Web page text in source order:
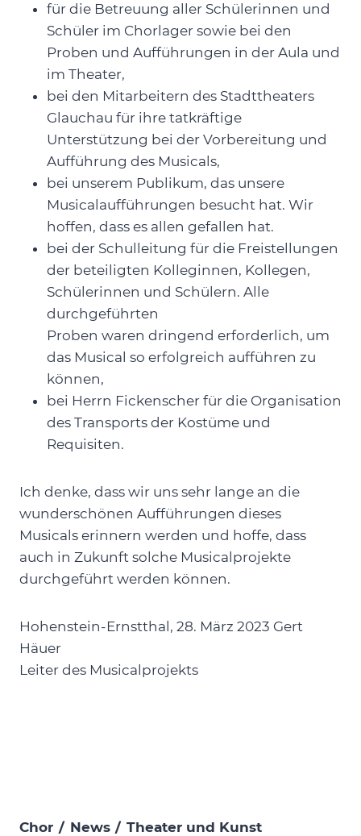
für die Betreuung aller Schülerinnen und
Schüler im Chorlager sowie bei den
Proben und Aufführungen in der Aula und
im Theater,
bei den Mitarbeitern des Stadttheaters
Glauchau für ihre tatkräftige
Unterstützung bei der Vorbereitung und
Aufführung des Musicals,
bei unserem Publikum, das unsere
Musicalaufführungen besucht hat. Wir
hoffen, dass es allen gefallen hat.
bei der Schulleitung für die Freistellungen
der beteiligten Kolleginnen, Kollegen,
Schülerinnen und Schülern. Alle
durchgeführten
Proben waren dringend erforderlich, um
das Musical so erfolgreich aufführen zu
können,
bei Herrn Fickenscher für die Organisation
des Transports der Kostüme und
Requisiten.
Ich denke, dass wir uns sehr lange an die
wunderschönen Aufführungen dieses
Musicals erinnern werden und hoffe, dass
auch in Zukunft solche Musicalprojekte
durchgeführt werden können.
Hohenstein-Ernstthal, 28. März 2023 Gert
Häuer
Leiter des Musicalprojekts
Chor / News / Theater und Kunst